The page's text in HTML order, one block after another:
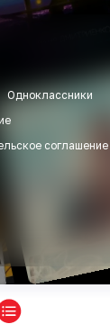
Одноклассники
соглашение